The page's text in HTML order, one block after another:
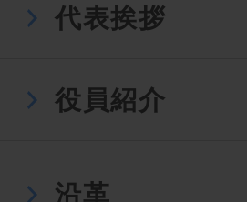
代表挨拶
役員紹介
沿革